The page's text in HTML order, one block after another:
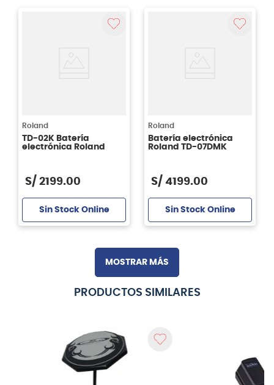
Roland
TD-02K Batería
electrónica Roland
S/ 2199.00
Sin Stock Online
Roland
Batería electrónica
Roland TD-07DMK
S/ 4199.00
Sin Stock Online
MOSTRAR MÁS
PRODUCTOS SIMILARES